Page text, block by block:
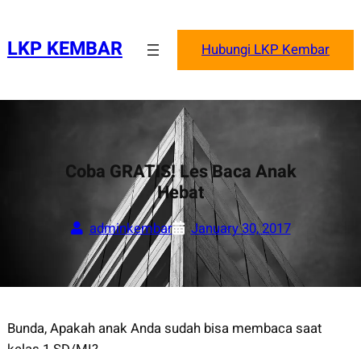
content
LKP KEMBAR Hubungi LKP Kembar
Coba GRATIS! Les Baca Anak
Hebat
adminkembar January 30, 2017
Bunda, Apakah anak Anda sudah bisa membaca saat